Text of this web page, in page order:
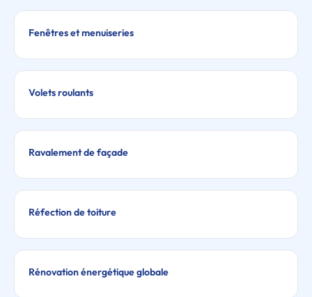
Fenêtres et menuiseries
Volets roulants
Ravalement de façade
Réfection de toiture
Rénovation énergétique globale